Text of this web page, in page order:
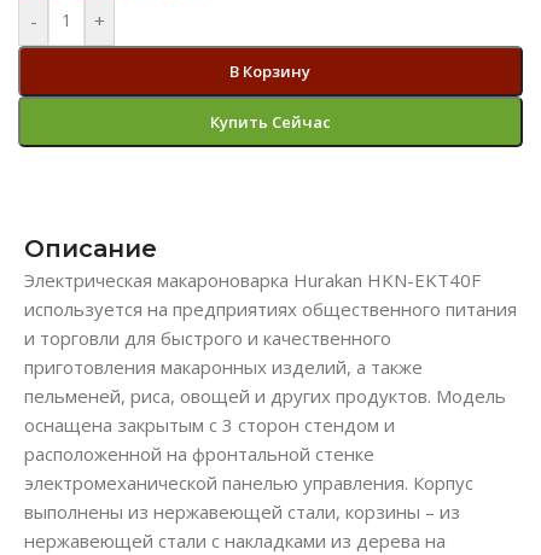
- +
В Корзину
Купить Сейчас
Описание
Электрическая макароноварка Hurakan HKN-EKT40F
используется на предприятиях общественного питания
и торговли для быстрого и качественного
приготовления макаронных изделий, а также
пельменей, риса, овощей и других продуктов. Модель
оснащена закрытым с 3 сторон стендом и
расположенной на фронтальной стенке
электромеханической панелью управления. Корпус
выполнены из нержавеющей стали, корзины – из
нержавеющей стали с накладками из дерева на